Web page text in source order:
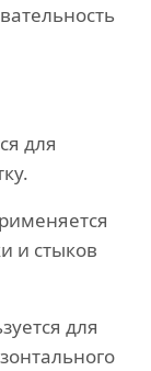
для
и стыков
для